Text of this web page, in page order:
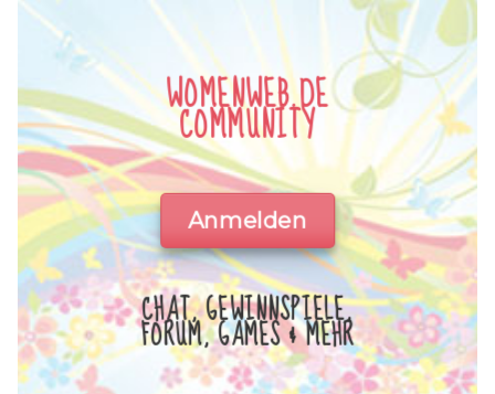
WOMENWEB.DE
COMMUNITY
Anmelden
CHAT, GEWINNSPIELE,
FORUM, GAMES & MEHR